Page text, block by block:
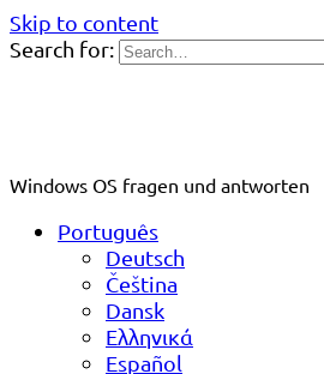
Skip to content
Search for:
Windows OS fragen und antworten
Português
Deutsch
Čeština
Dansk
Ελληνικά
Español